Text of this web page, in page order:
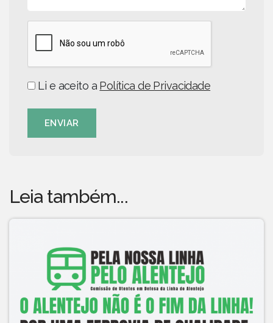
Li e aceito a Política de Privacidade
ENVIAR
Leia também...